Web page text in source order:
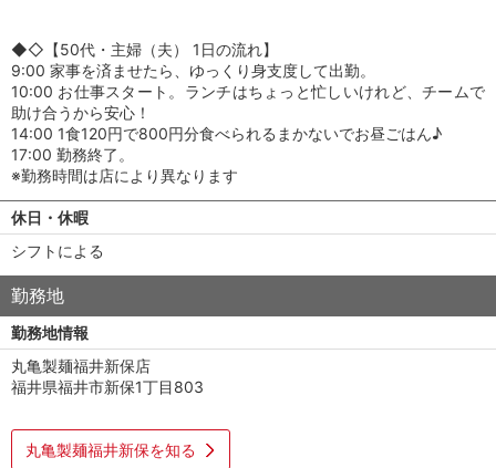
◆◇【50代・主婦（夫） 1日の流れ】
9:00 家事を済ませたら、ゆっくり身支度して出勤。
10:00 お仕事スタート。ランチはちょっと忙しいけれど、チームで
助け合うから安心！
14:00 1食120円で800円分食べられるまかないでお昼ごはん♪
17:00 勤務終了。
※勤務時間は店により異なります
休日・休暇
シフトによる
勤務地
勤務地情報
丸亀製麺福井新保店
福井県福井市新保1丁目803
丸亀製麺福井新保を知る